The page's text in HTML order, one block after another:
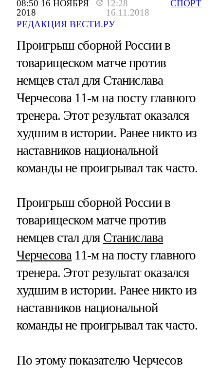
08:50 16 НОЯБРЯ
2018
12:28
16.11.2018
РЕДАКЦИЯ ВЕСТИ.РУ
СПОРТ
Проигрыш сборной России в
товарищеском матче против
немцев стал для Станислава
Черчесова 11-м на посту главного
тренера. Этот результат оказался
худшим в истории. Ранее никто из
наставников национальной
команды не проигрывал так часто.
Проигрыш сборной России в
товарищеском матче против
немцев стал для Станислава
Черчесова11-м на посту главного
тренера. Этот результат оказался
худшим в истории. Ранее никто из
наставников национальной
команды не проигрывал так часто.
По этому показателю Черчесов